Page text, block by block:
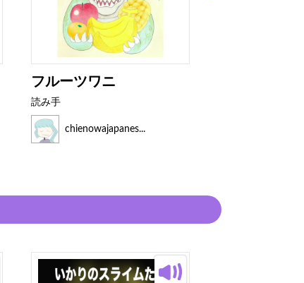
フルーツワニ
読み手
chienowajapanes...